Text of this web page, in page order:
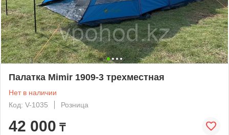
Палатка Mimir 1909-3 трехместная
Нет в наличии
Код: V-1035
Розница
42 000 ₸